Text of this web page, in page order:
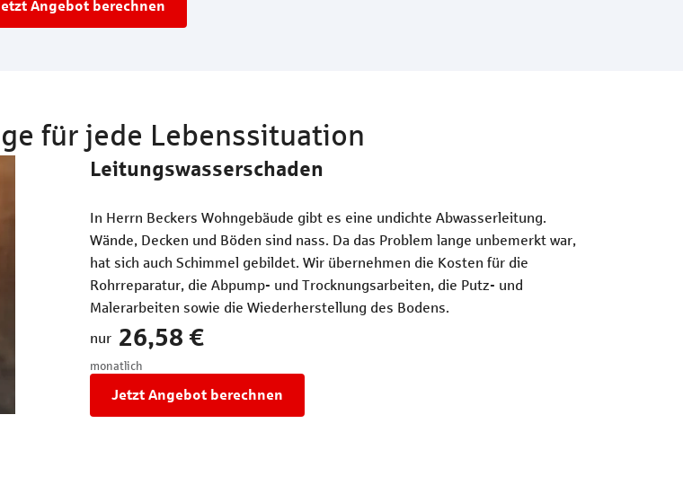
Angebot berechnen
für jede Lebenssituation
Leitungswasserschaden
In Herrn Beckers Wohngebäude gibt es eine undichte Abwasserleitung.
Wände, Decken und Böden sind nass. Da das Problem lange unbemerkt war,
hat sich auch Schimmel gebildet. Wir übernehmen die Kosten für die
Rohrreparatur, die Abpump- und Trocknungsarbeiten, die Putz- und
Malerarbeiten sowie die Wiederherstellung des Bodens.
nur 26,58 €
monatlich
Jetzt Angebot berechnen